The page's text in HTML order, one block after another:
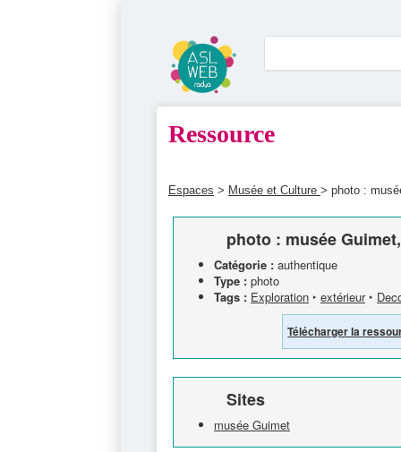
Ressource
Espaces > Musée et Culture > photo :
photo : musée
Catégorie : authentique
Type : photo
Tags : Exploration ‣ extérieur‣
Télécharger la
Sites
musée Guimet